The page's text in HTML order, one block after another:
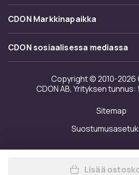
Takaisinvedot
Tuotemerkit
Tietoa meistä
Asiakasarvionnit
Investor relations
Saavutettavuusseloste
CDON Markkinapaikka
Merchant Help Center
CDON sosiaalisessa mediassa
Copyright © 2010-2026
CDON AB, Yrityksen
Sitemap
Lisää